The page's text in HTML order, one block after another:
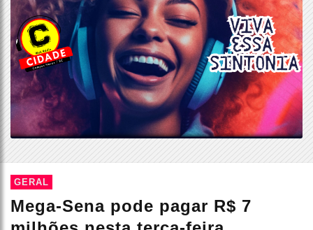
GERAL
Mega-Sena pode pagar R$ 7